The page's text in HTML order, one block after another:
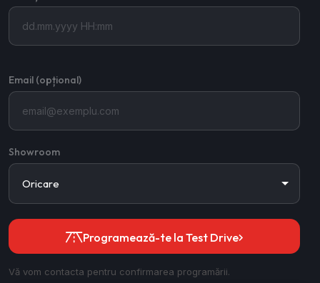
Email (opțional)
Showroom
Programează-te la Test Drive
Vă vom contacta pentru confirmarea programării.